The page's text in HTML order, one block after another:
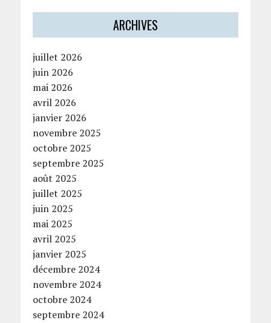
ARCHIVES
juillet 2026
juin 2026
mai 2026
avril 2026
janvier 2026
novembre 2025
octobre 2025
septembre 2025
août 2025
juillet 2025
juin 2025
mai 2025
avril 2025
janvier 2025
décembre 2024
novembre 2024
octobre 2024
septembre 2024